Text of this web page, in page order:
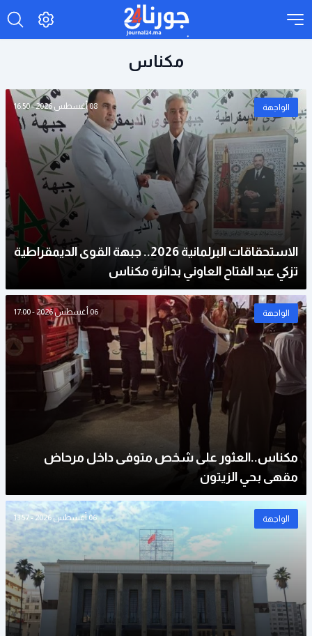
مكناس
الواجهة 08 أغسطس 2026 - 16:50
الاستحقاقات البرلمانية 2026.. جبهة القوى الديمقراطية
تزكي عبد الفتاح العاوني بدائرة مكناس
الواجهة 06 أغسطس 2026 - 17:00
مكناس..العثور على شخص متوفى داخل مرحاض
مقهى بحي الزيتون
الواجهة 06 أغسطس 2026 - 13:57